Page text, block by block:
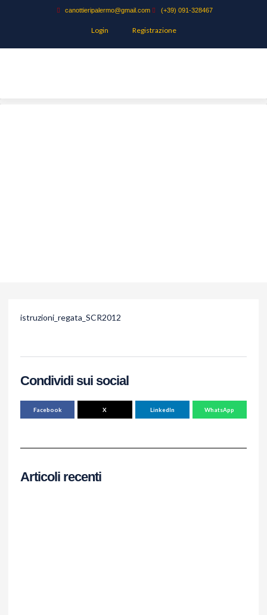
canottieripalermo@gmail.com (+39) 091-328467
Login Registrazione
istruzioni_regata_SCR2012
Condividi sui social
Facebook X LinkedIn WhatsApp
Articoli recenti